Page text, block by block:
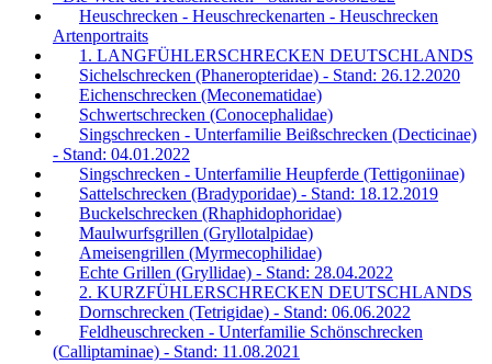
Heuschrecken - Heuschreckenarten - Heuschrecken
Artenportraits
1. LANGFÜHLERSCHRECKEN DEUTSCHLANDS
Sichelschrecken (Phaneropteridae) - Stand: 26.12.2020
Eichenschrecken (Meconematidae)
Schwertschrecken (Conocephalidae)
Singschrecken - Unterfamilie Beißschrecken (Decticinae)
- Stand: 04.01.2022
Singschrecken - Unterfamilie Heupferde (Tettigoniinae)
Sattelschrecken (Bradyporidae) - Stand: 18.12.2019
Buckelschrecken (Rhaphidophoridae)
Maulwurfsgrillen (Gryllotalpidae)
Ameisengrillen (Myrmecophilidae)
Echte Grillen (Gryllidae) - Stand: 28.04.2022
2. KURZFÜHLERSCHRECKEN DEUTSCHLANDS
Dornschrecken (Tetrigidae) - Stand: 06.06.2022
Feldheuschrecken - Unterfamilie Schönschrecken
(Calliptaminae) - Stand: 11.08.2021